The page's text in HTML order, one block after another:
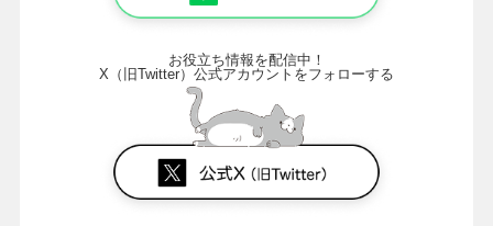
お役立ち情報を配信中！
X（旧Twitter）公式アカウントをフォローする